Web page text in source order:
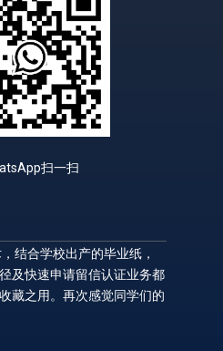
扫一扫
结合学校出产的毕业纸，
及快速申请留信认证业务都
藏之用。再次感觉同学们的